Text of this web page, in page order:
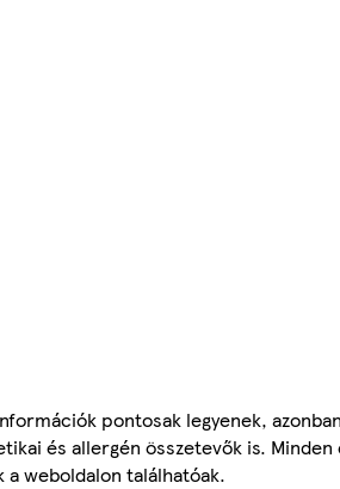
pontosak legyenek,
és allergén összetevők is.
a weboldalon találhatóak.